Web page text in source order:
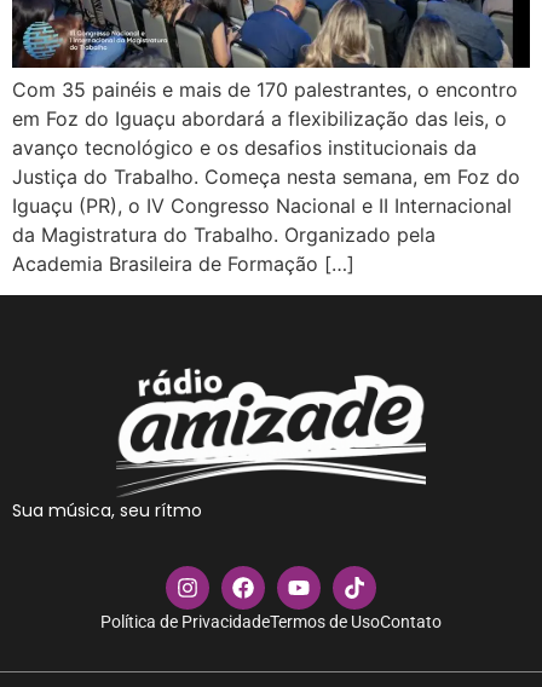
Com 35 painéis e mais de 170 palestrantes, o encontro
em Foz do Iguaçu abordará a flexibilização das leis, o
avanço tecnológico e os desafios institucionais da
Justiça do Trabalho. Começa nesta semana, em Foz do
Iguaçu (PR), o IV Congresso Nacional e II Internacional
da Magistratura do Trabalho. Organizado pela
Academia Brasileira de Formação […]
Sua música, seu rítmo
Política de PrivacidadeTermos de UsoContato